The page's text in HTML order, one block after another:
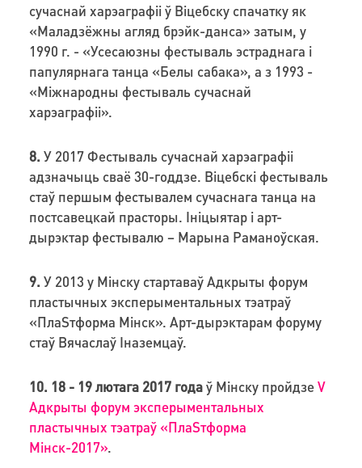
сучаснай харэаграфіі ў Віцебску спачатку як
«Маладзёжны агляд брэйк-данса» затым, у
1990 г. - «Усесаюзны фестываль эстраднага і
папулярнага танца «Белы сабака», а з 1993 -
«Міжнародны фестываль сучаснай
харэаграфіі».
8. У 2017 Фестываль сучаснай харэаграфіі
адзначыць сваё 30-годдзе. Віцебскі фестываль
стаў першым фестывалем сучаснага танца на
постсавецкай прасторы. Ініцыятар і арт-
дырэктар фестывалю – Марына Раманоўская.
9. У 2013 у Мінску стартаваў Адкрыты форум
пластычных эксперыментальных тэатраў
«ПлаSтформа Мінск». Арт-дырэктарам форуму
стаў Вячаслаў Іназемцаў.
10. 18 - 19 лютага 2017 годаў Мінску пройдзеV
Адкрыты форум эксперыментальных
пластычных тэатраў «ПлаSтформа
Мінск-2017».